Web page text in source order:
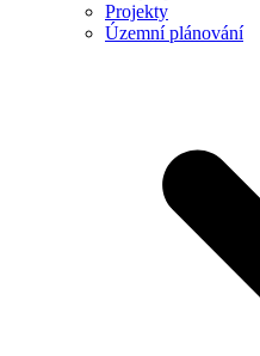
Projekty
Územní plánování